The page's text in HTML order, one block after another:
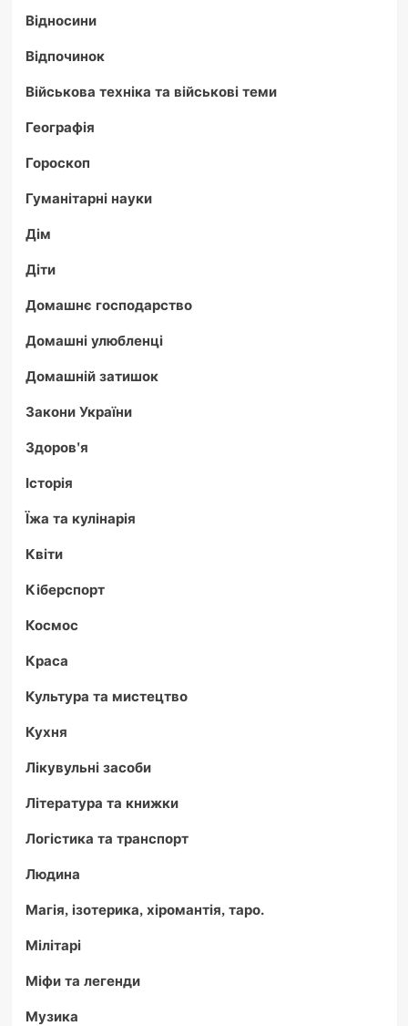
Відносини
Відпочинок
Військова техніка та військові теми
Географія
Гороскоп
Гуманітарні науки
Дім
Діти
Домашнє господарство
Домашні улюбленці
Домашній затишок
Закони України
Здоров'я
Історія
Їжа та кулінарія
Квіти
Кіберспорт
Космос
Краса
Культура та мистецтво
Кухня
Лікувульні засоби
Література та книжки
Логістика та транспорт
Людина
Магія, ізотерика, хіромантія, таро.
Мілітарі
Міфи та легенди
Музика